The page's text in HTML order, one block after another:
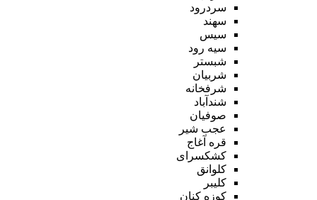
سردرود
سهند
سیس
سیه رود
شبستر
شربیان
شرفخانه
شندآباد
صوفیان
عجب شیر
قره آغاج
کشکسرای
کلوانق
کلیبر
کوزه کنان